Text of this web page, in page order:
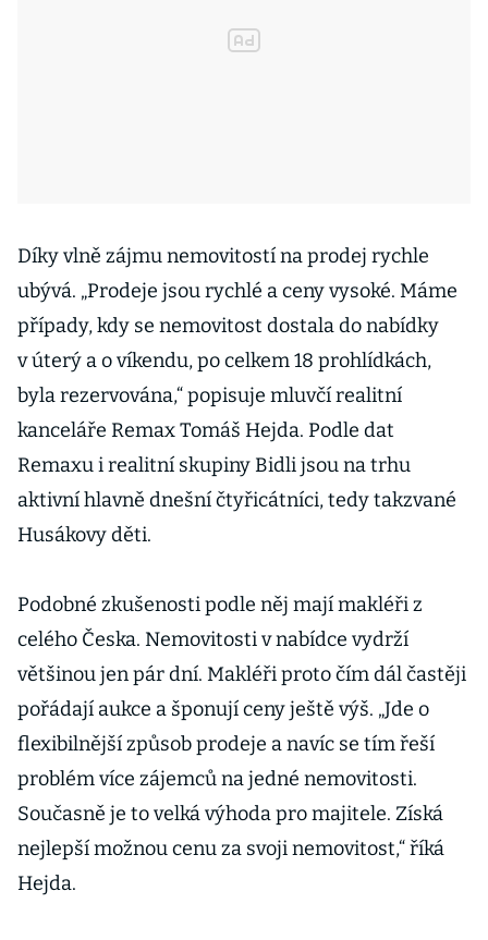
Díky vlně zájmu nemovitostí na prodej rychle
ubývá. „Prodeje jsou rychlé a ceny vysoké. Máme
případy, kdy se nemovitost dostala do nabídky
v úterý a o víkendu, po celkem 18 prohlídkách,
byla rezervována,“ popisuje mluvčí realitní
kanceláře Remax Tomáš Hejda. Podle dat
Remaxu i realitní skupiny Bidli jsou na trhu
aktivní hlavně dnešní čtyřicátníci, tedy takzvané
Husákovy děti.
Podobné zkušenosti podle něj mají makléři z
celého Česka. Nemovitosti v nabídce vydrží
většinou jen pár dní. Makléři proto čím dál častěji
pořádají aukce a šponují ceny ještě výš. „Jde o
flexibilnější způsob prodeje a navíc se tím řeší
problém více zájemců na jedné nemovitosti.
Současně je to velká výhoda pro majitele. Získá
nejlepší možnou cenu za svoji nemovitost,“ říká
Hejda.